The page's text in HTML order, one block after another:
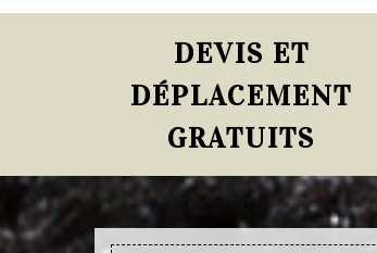
DEVIS ET
DÉPLACEMENT
GRATUITS